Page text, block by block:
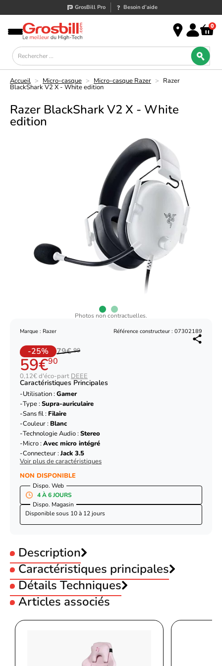
GrosBill Pro Besoin d’aide
0
Accueil > Micro-casque > Micro-casque Razer > Razer
BlackShark V2 X - White edition
Razer BlackShark V2 X - White
edition
Photos non contractuelles.
Marque : Razer Référence constructeur : 07302189
-25% 79€ 99
59€90
0,12€ d'éco-part DEEE
Caractéristiques Principales
Utilisation :Gamer
Type :Supra-auriculaire
Sans fil : Filaire
Couleur : Blanc
Technologie Audio :Stereo
Micro :Avec micro intégré
Connecteur :Jack 3.5
Voir plus de caractéristiques
NON DISPONIBLE
Dispo. Web
4 À 6 JOURS
Dispo. Magasin
Disponible sous 10 à 12 jours
Description
Razer BlackShark V2 X - White edition
Caractéristiques principales
Utilisation :Gamer
Type :Supra-auriculaire
Sans fil :Filaire
Technologie Audio :Stereo
Micro :
Détails Techniques
Micro
Oui
Blanc
Articles associés